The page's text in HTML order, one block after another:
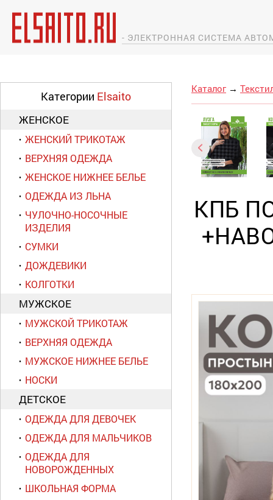
- ЭЛЕКТРОННАЯ СИСТЕМА
Категории Elsaito
ЖЕНСКОЕ
ЖЕНСКИЙ ТРИКОТАЖ
ВЕРХНЯЯ ОДЕЖДА
ЖЕНСКОЕ НИЖНЕЕ БЕЛЬЕ
ОДЕЖДА ИЗ ЛЬНА
ЧУЛОЧНО-НОСОЧНЫЕ
ИЗДЕЛИЯ
СУМКИ
ДОЖДЕВИКИ
КОЛГОТКИ
МУЖСКОЕ
МУЖСКОЙ ТРИКОТАЖ
ВЕРХНЯЯ ОДЕЖДА
МУЖСКОЕ НИЖНЕЕ БЕЛЬЕ
НОСКИ
ДЕТСКОЕ
ОДЕЖДА ДЛЯ ДЕВОЧЕК
ОДЕЖДА ДЛЯ МАЛЬЧИКОВ
ОДЕЖДА ДЛЯ
НОВОРОЖДЕННЫХ
ШКОЛЬНАЯ ФОРМА
Каталог →
КПБ